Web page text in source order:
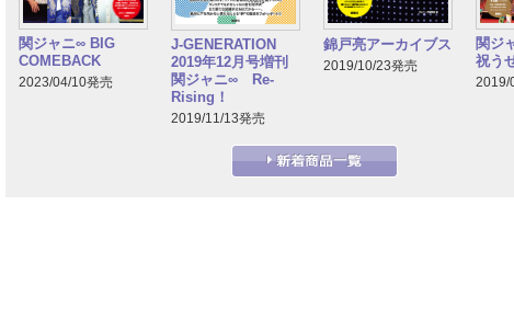
関ジャニ∞ BIG
COMEBACK
2023/04/10発売
J-GENERATION
2019年12月号増刊
関ジャニ∞ Re-
Rising！
2019/11/13発売
錦戸亮アーカイブス
2019/10/23発売
関ジ
祝う
2019/